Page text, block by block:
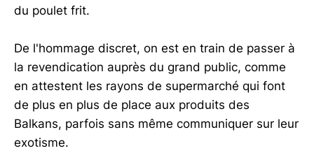
du poulet frit.
De l'hommage discret, on est en train de passer à
la revendication auprès du grand public, comme
en attestent les rayons de supermarché qui font
de plus en plus de place aux produits des
Balkans, parfois sans même communiquer sur leur
exotisme.